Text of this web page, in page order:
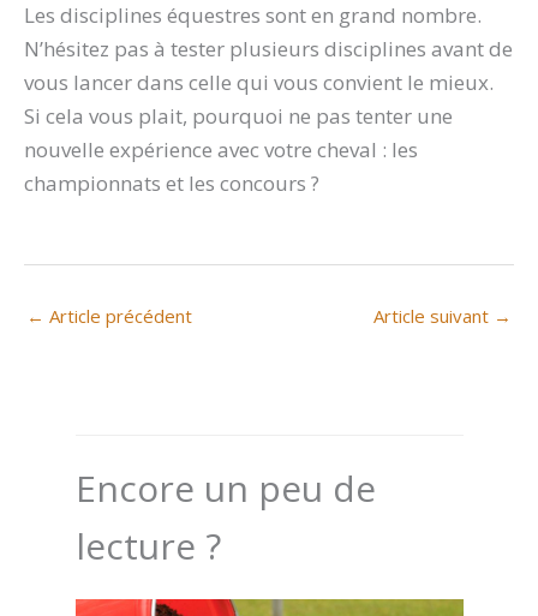
Les disciplines équestres sont en grand nombre.
N’hésitez pas à tester plusieurs disciplines avant de
vous lancer dans celle qui vous convient le mieux.
Si cela vous plait, pourquoi ne pas tenter une
nouvelle expérience avec votre cheval : les
championnats et les concours ?
← Article précédent Article suivant →
Encore un peu de
lecture ?